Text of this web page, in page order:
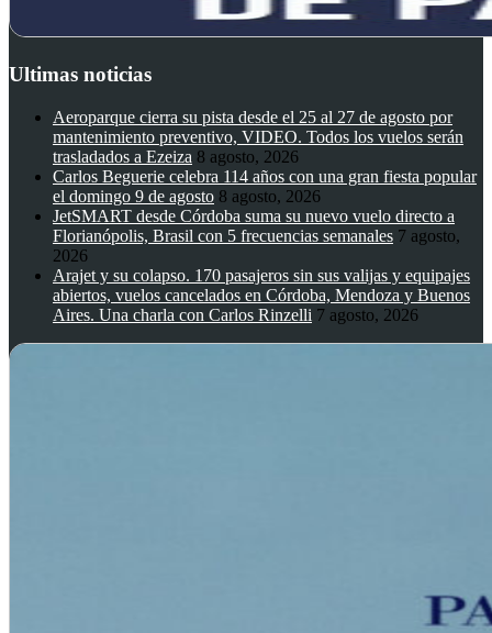
Ultimas noticias
Aeroparque cierra su pista desde el 25 al 27 de agosto por
mantenimiento preventivo, VIDEO. Todos los vuelos serán
trasladados a Ezeiza 8 agosto, 2026
Carlos Beguerie celebra 114 años con una gran fiesta popular
el domingo 9 de agosto 8 agosto, 2026
JetSMART desde Córdoba suma su nuevo vuelo directo a
Florianópolis, Brasil con 5 frecuencias semanales 7 agosto,
2026
Arajet y su colapso. 170 pasajeros sin sus valijas y equipajes
abiertos, vuelos cancelados en Córdoba, Mendoza y Buenos
Aires. Una charla con Carlos Rinzelli 7 agosto, 2026